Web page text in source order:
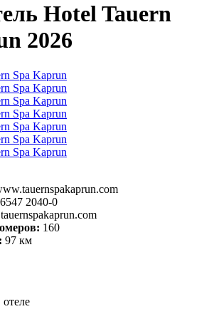
Hotel Tauern
2026
2040-0
160
97 км